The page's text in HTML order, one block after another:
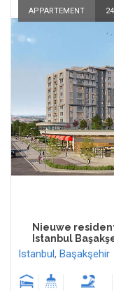
APPARTEMENT
Nieuwe
Istanbul
Istanbul , Başakşehir